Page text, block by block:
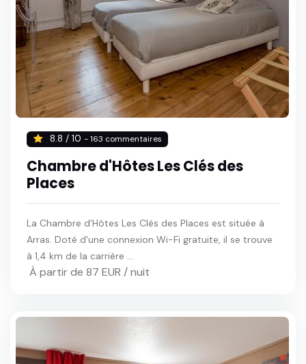
8.8 / 10 - 163 commentaires
Chambre d'Hôtes Les Clés des
Places
La Chambre d'Hôtes Les Clés des Places est située à
Arras. Doté d'une connexion Wi-Fi gratuite, il se trouve
à 1,4 km de la carrière ...
À partir de 87 EUR / nuit